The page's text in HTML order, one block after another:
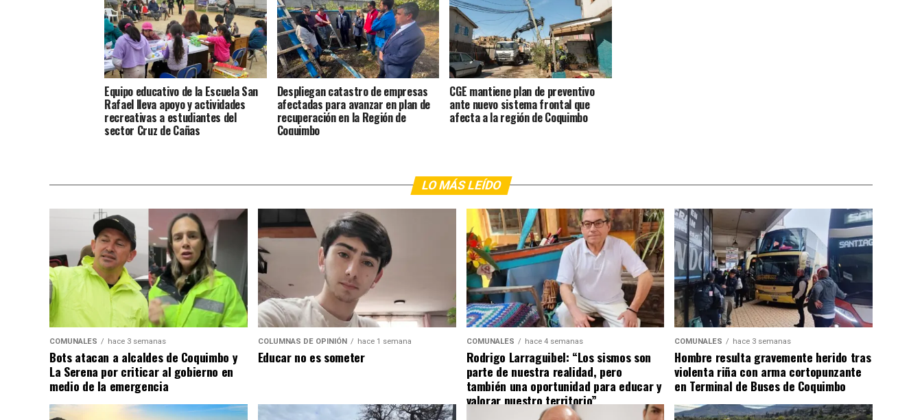
Equipo educativo de la Escuela San
Rafael lleva apoyo y actividades
recreativas a estudiantes del
sector Cruz de Cañas
Despliegan catastro de empresas
afectadas para avanzar en plan de
recuperación en la Región de
Coquimbo
CGE mantiene plan de preventivo
ante nuevo sistema frontal que
afecta a la región de Coquimbo
LO MÁS LEÍDO
COMUNALES hace 3 semanas
Bots atacan a alcaldes de Coquimbo y
La Serena por criticar al gobierno en
medio de la emergencia
COLUMNAS DE OPINIÓN hace 1 semana
Educar no es someter
COMUNALES hace 4 semanas
Rodrigo Larraguibel: “Los sismos son
parte de nuestra realidad, pero
también una oportunidad para educar y
valorar nuestro territorio”
COMUNALES hace 3 semanas
Hombre resulta gravemente herido tras
violenta riña con arma cortopunzante
en Terminal de Buses de Coquimbo